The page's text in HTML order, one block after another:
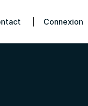
Connexion